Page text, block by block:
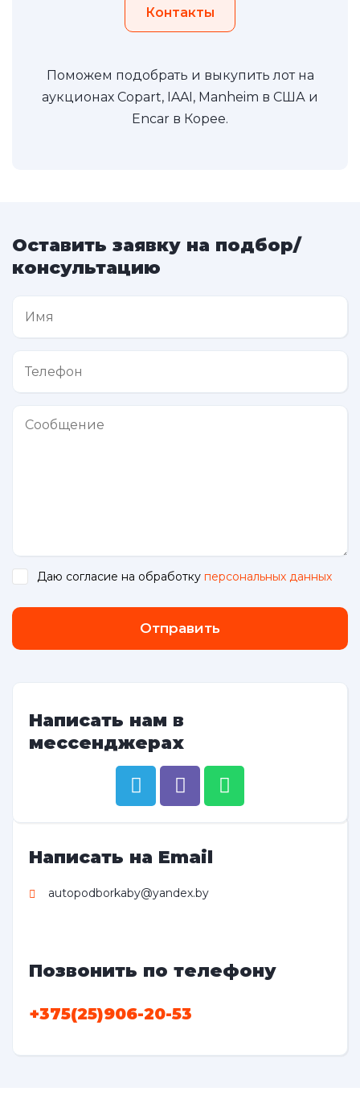
Контакты
Поможем подобрать и выкупить лот на
аукционах Copart, IAAI, Manheim в США и
Encar в Корее.
Оставить заявку на подбор/
консультацию
Даю согласие на обработку персональных данных
Отправить
Написать нам в
мессенджерах
Написать на Email
autopodborkaby@yandex.by
Позвонить по телефону
+375(25)906-20-53